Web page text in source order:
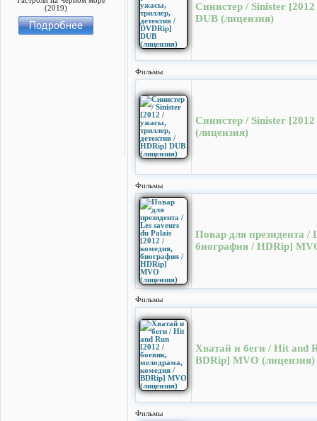
Синистер / Sinister
DUB (лицензия)
Фильмы
Синистер / Sinister
(лицензия)
Фильмы
Повар для президента /
биография / HDRip]
Фильмы
Хватай и беги / Hit and
BDRip] MVO (лицензия)
Фильмы